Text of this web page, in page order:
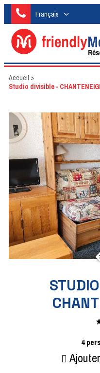
Français
Accueil >
Studio divisible -
4